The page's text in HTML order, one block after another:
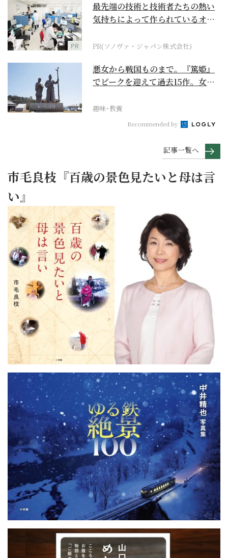
PR
最先端の技術と技術者たちの熱い
気持ちによって作られているオー
PR(ソノヴァ・ジャパン株式会社)
悪女から戦国ものまで。『篤姫』
でピークを迎えて過去15作。女性
趣味･教養
Recommended by
記事一覧へ
市毛良枝『百歳の景色見たいと母は言
い』